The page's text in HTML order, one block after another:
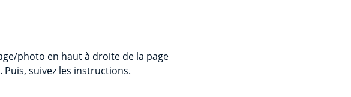
photo en haut à droite de la page
suivez les instructions.